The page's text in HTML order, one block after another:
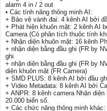
alarm 4 in / 2 out
• Các tính năng thông minh AI:
+ Bảo vệ vành đai: 4 kênh AI bởi
+ Phát hiện khuôn mặt: 2 kênh AI
Camera (Có phân tích thuộc tính
+ Nhận diện khuôn mặt: 16 kênh
+ nhận diện bằng đầu ghi (FR by
ghi
+ nhận diện bằng đầu ghi (FR by
diện khuôn mặt (FR Camera)
+ SMD PLUS: 8 kênh AI bởi đầu
+ Video Metadata: 8 kênh AI bởi
+ ANPR: 8 kênh camera Nhận
20.000 biển số.
+ Các chức năng thông minh